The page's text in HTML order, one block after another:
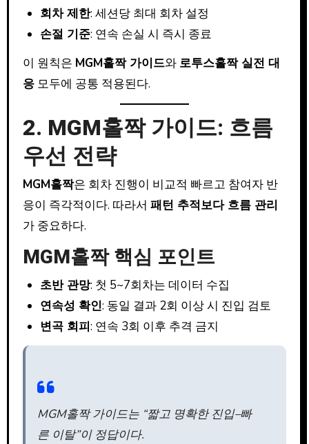
회차 제한: 세션당 최대 회차 설정
손절 기준: 연속 손실 시 즉시 종료
이 원칙은 MGM홀짝 가이드와 로투스홀짝 실전 대
응모두에 공통 적용된다.
2. MGM홀짝 가이드: 흐름
우선 전략
MGM홀짝은 회차 진행이 비교적 빠르고 참여자 반
응이 즉각적이다. 따라서 패턴 추적보다 흐름 관리
가 중요하다.
MGM홀짝 핵심 포인트
초반 관망: 첫 5~7회차는 데이터 수집
연속성 확인: 동일 결과 2회 이상 시 진입 검토
변곡 회피: 연속 3회 이후 추격 금지
MGM홀짝 가이드는 “짧고 명확한 진입–빠
른 이탈”이 정답이다.